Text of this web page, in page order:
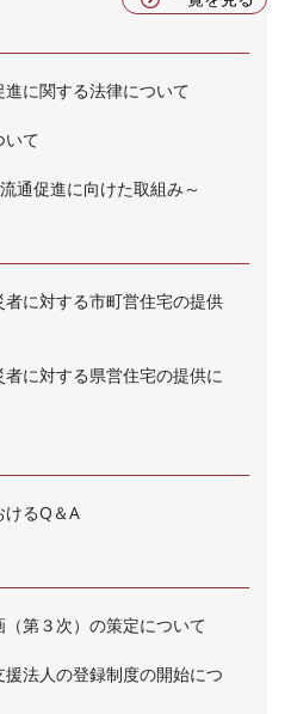
に関する法律について
いて
通促進に向けた取組み～
に対する市町営住宅の提供
に対する県営住宅の提供に
けるQ＆A
第３次）の策定について
法人の登録制度の開始につ